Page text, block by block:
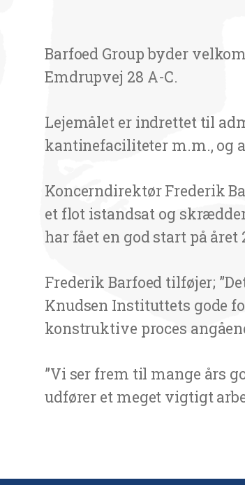
Barfoed Group byder
Emdrupvej 28 A-C.
Lejemålet er indrettet til
kantinefaciliteter m.m., og
Koncerndirektør Frederik
et flot istandsat og
har fået en god start på året
Frederik Barfoed tilføjer;
Knudsen Instituttets gode
konstruktive proces
”Vi ser frem til mange års
udfører et meget vigtigt